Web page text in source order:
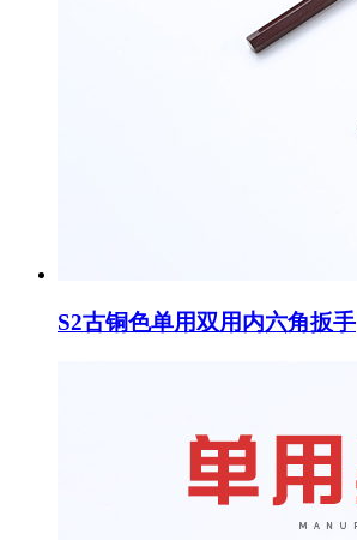
S2古铜色单用双用内六角扳手